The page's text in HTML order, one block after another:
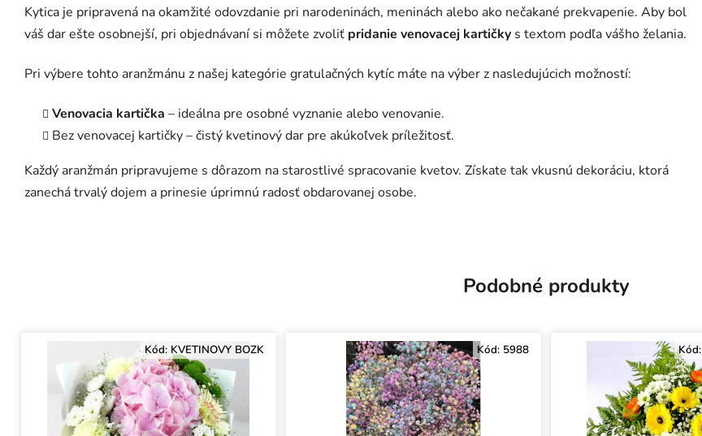
Kytica je pripravená na okamžité odovzdanie pri narodeninách, meninách alebo ako nečakané prekvapenie. Aby bol
váš dar ešte osobnejší, pri objednávaní si môžete zvoliť pridanie venovacej kartičky s textom podľa vášho želania.
Pri výbere tohto aranžmánu z našej kategórie gratulačných kytíc máte na výber z nasledujúcich možností:
Venovacia kartička – ideálna pre osobné vyznanie alebo venovanie.
Bez venovacej kartičky – čistý kvetinový dar pre akúkoľvek príležitosť.
Každý aranžmán pripravujeme s dôrazom na starostlivé spracovanie kvetov. Získate tak vkusnú dekoráciu, ktorá
zanechá trvalý dojem a prinesie úprimnú radosť obdarovanej osobe.
Podobné produkty
Kód:KVETINOVY BOZK Kód: 5988 Kód: